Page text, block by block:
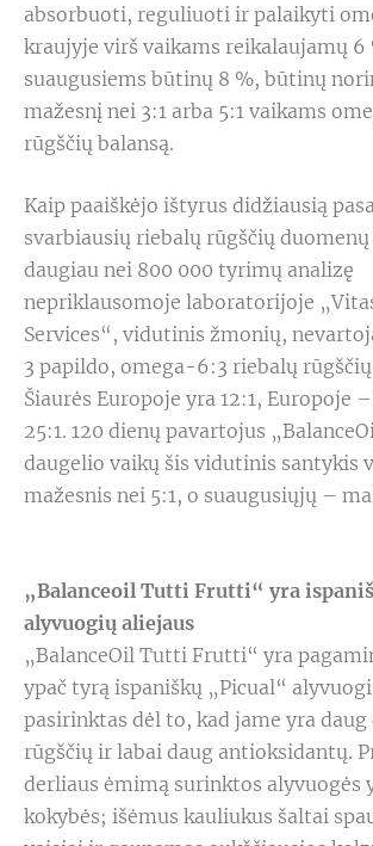
absorbuoti, reguliuoti ir palaikyti
kraujyje virš vaikams reikalaujamų 6
suaugusiems būtinų 8 %, būtinų
mažesnį nei 3:1 arba 5:1 vaikams
rūgščių balansą.
Kaip paaiškėjo ištyrus didžiausią
svarbiausių riebalų rūgščių
daugiau nei 800 000 tyrimų analizę
nepriklausomoje laboratorijoje
Services“, vidutinis žmonių,
3 papildo, omega-6:3 riebalų
Šiaurės Europoje yra 12:1, Europoje –
25:1. 120 dienų pavartojus
daugelio vaikų šis vidutinis santykis
mažesnis nei 5:1, o suaugusiųjų –
„Balanceoil Tutti Frutti“ yra
alyvuogių aliejaus
„BalanceOil Tutti Frutti“ yra
ypač tyrą ispaniškų „Picual“
pasirinktas dėl to, kad jame yra
rūgščių ir labai daug antioksidantų.
derliaus ėmimą surinktos alyvuogės
kokybės; išėmus kauliukus šaltai